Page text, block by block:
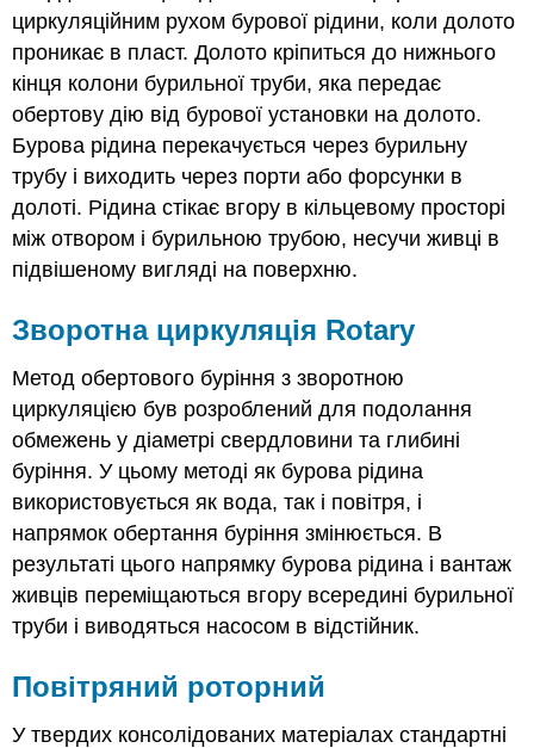
циркуляційним рухом бурової рідини, коли долото
проникає в пласт. Долото кріпиться до нижнього
кінця колони бурильної труби, яка передає
обертову дію від бурової установки на долото.
Бурова рідина перекачується через бурильну
трубу і виходить через порти або форсунки в
долоті. Рідина стікає вгору в кільцевому просторі
між отвором і бурильною трубою, несучи живці в
підвішеному вигляді на поверхню.
Зворотна циркуляція Rotary
Метод обертового буріння з зворотною
циркуляцією був розроблений для подолання
обмежень у діаметрі свердловини та глибині
буріння. У цьому методі як бурова рідина
використовується як вода, так і повітря, і
напрямок обертання буріння змінюється. В
результаті цього напрямку бурова рідина і вантаж
живців переміщаються вгору всередині бурильної
труби і виводяться насосом в відстійник.
Повітряний роторний
У твердих консолідованих матеріалах стандартні